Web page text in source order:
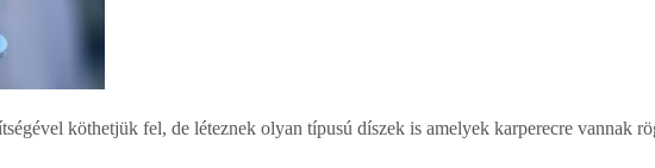
köthetjük fel, de léteznek olyan típusú díszek is amelyek karperecre vannak